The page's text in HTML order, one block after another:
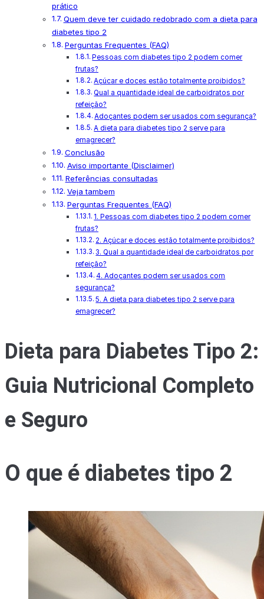
prático
Quem deve ter cuidado redobrado com a dieta para
diabetes tipo 2
Perguntas Frequentes (FAQ)
Pessoas com diabetes tipo 2 podem comer
frutas?
Açúcar e doces estão totalmente proibidos?
Qual a quantidade ideal de carboidratos por
refeição?
Adoçantes podem ser usados com segurança?
A dieta para diabetes tipo 2 serve para
emagrecer?
Conclusão
Aviso importante (Disclaimer)
Referências consultadas
Veja tambem
Perguntas Frequentes (FAQ)
1. Pessoas com diabetes tipo 2 podem comer
frutas?
2. Açúcar e doces estão totalmente proibidos?
3. Qual a quantidade ideal de carboidratos por
refeição?
4. Adoçantes podem ser usados com
segurança?
5. A dieta para diabetes tipo 2 serve para
emagrecer?
Dieta para Diabetes Tipo 2:
Guia Nutricional Completo
e Seguro
O que é diabetes tipo 2